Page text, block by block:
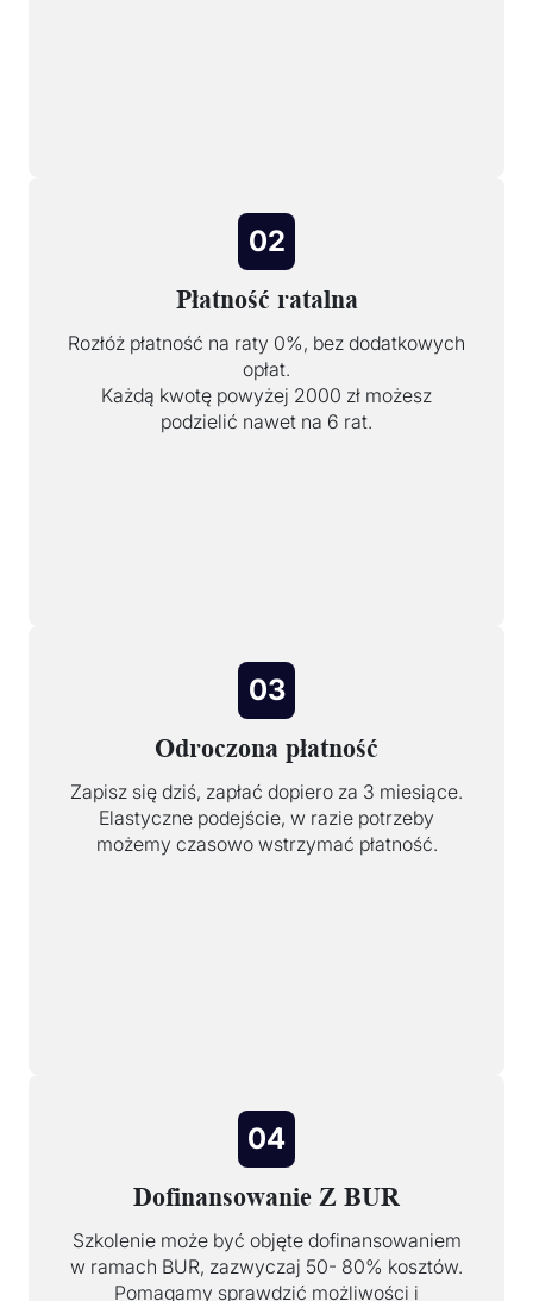
02
Płatność ratalna
Rozłóż płatność na raty 0%, bez dodatkowych
opłat.
Każdą kwotę powyżej 2000 zł możesz
podzielić nawet na 6 rat.
03
Odroczona płatność
Zapisz się dziś, zapłać dopiero za 3 miesiące.
Elastyczne podejście, w razie potrzeby
możemy czasowo wstrzymać płatność.
04
Dofinansowanie Z BUR
Szkolenie może być objęte dofinansowaniem
w ramach BUR, zazwyczaj 50- 80% kosztów.
Pomagamy sprawdzić możliwości i